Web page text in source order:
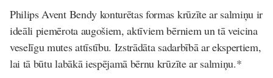
Philips Avent Bendy konturētas formas krūzīte ar salmiņu ir
ideāli piemērota augošiem, aktīviem bērniem un tā veicina
veselīgu mutes attīstību. Izstrādāta sadarbībā ar ekspertiem,
lai tā būtu labākā iespējamā bērnu krūzīte ar salmiņu.*